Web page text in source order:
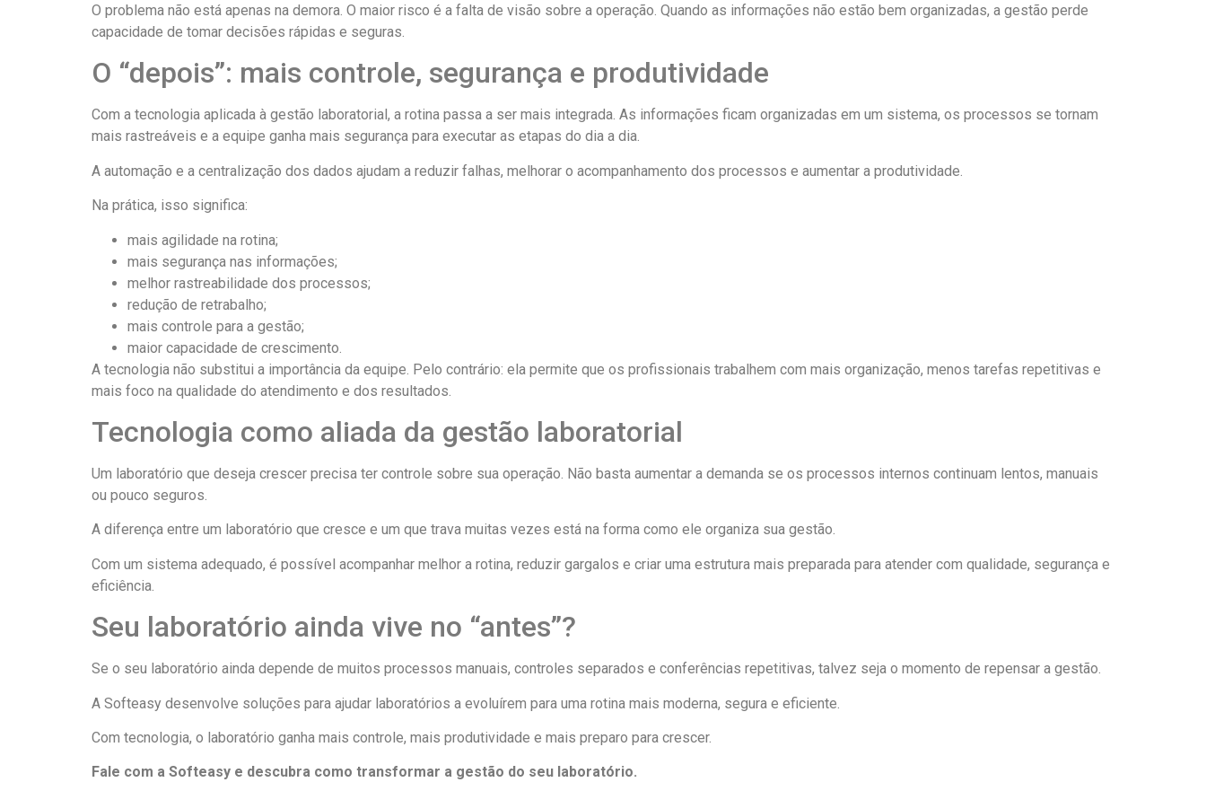
O problema não está apenas na demora. O maior risco é a falta de visão sobre a operação. Quando as informações não estão bem organizadas, a gestão perde
capacidade de tomar decisões rápidas e seguras.
O “depois”: mais controle, segurança e produtividade
Com a tecnologia aplicada à gestão laboratorial, a rotina passa a ser mais integrada. As informações ficam organizadas em um sistema, os processos se tornam
mais rastreáveis e a equipe ganha mais segurança para executar as etapas do dia a dia.
A automação e a centralização dos dados ajudam a reduzir falhas, melhorar o acompanhamento dos processos e aumentar a produtividade.
Na prática, isso significa:
mais agilidade na rotina;
mais segurança nas informações;
melhor rastreabilidade dos processos;
redução de retrabalho;
mais controle para a gestão;
maior capacidade de crescimento.
A tecnologia não substitui a importância da equipe. Pelo contrário: ela permite que os profissionais trabalhem com mais organização, menos tarefas repetitivas e
mais foco na qualidade do atendimento e dos resultados.
Tecnologia como aliada da gestão laboratorial
Um laboratório que deseja crescer precisa ter controle sobre sua operação. Não basta aumentar a demanda se os processos internos continuam lentos, manuais
ou pouco seguros.
A diferença entre um laboratório que cresce e um que trava muitas vezes está na forma como ele organiza sua gestão.
Com um sistema adequado, é possível acompanhar melhor a rotina, reduzir gargalos e criar uma estrutura mais preparada para atender com qualidade, segurança e
eficiência.
Seu laboratório ainda vive no “antes”?
Se o seu laboratório ainda depende de muitos processos manuais, controles separados e conferências repetitivas, talvez seja o momento de repensar a gestão.
A Softeasy desenvolve soluções para ajudar laboratórios a evoluírem para uma rotina mais moderna, segura e eficiente.
Com tecnologia, o laboratório ganha mais controle, mais produtividade e mais preparo para crescer.
Fale com a Softeasy e descubra como transformar a gestão do seu laboratório.